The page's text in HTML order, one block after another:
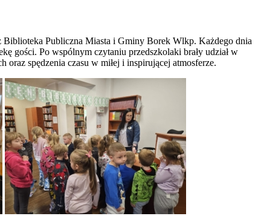
Biblioteka Publiczna Miasta i Gminy Borek Wlkp. Każdego dnia
gości. Po wspólnym czytaniu przedszkolaki brały udział w
spędzenia czasu w miłej i inspirującej atmosferze.